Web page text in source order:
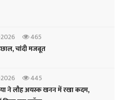
465
चांदी मजबूत
445
ने लौह अयस्क खनन में रखा कदम,